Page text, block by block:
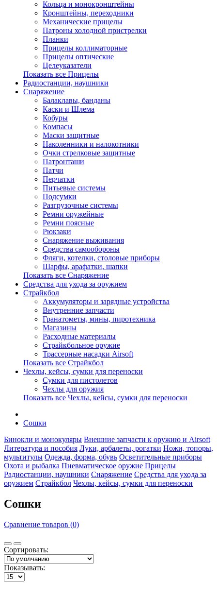
Кольца и монокронштейны
Кронштейны, переходники
Механические прицелы
Патроны холодной пристрелки
Планки
Прицелы коллиматорные
Прицелы оптические
Целеуказатели
Показать все Прицелы
Радиостанции, наушники
Снаряжение
Балаклавы, банданы
Каски и Шлема
Кобуры
Компасы
Маски защитные
Наколенники и налокотники
Очки стрелковые защитные
Патронташи
Патчи
Перчатки
Питьевые системы
Подсумки
Разгрузочные системы
Ремни оружейные
Ремни поясные
Рюкзаки
Снаряжение выживания
Средства самообороны
Фляги, котелки, столовые приборы
Шарфы, арафатки, шапки
Показать все Снаряжение
Средства для ухода за оружием
Страйкбол
Аккумуляторы и зарядные устройства
Внутренние запчасти
Гранатометы, мины, пиротехника
Магазины
Расходные материалы
Страйкбольное оружие
Трассерные насадки Airsoft
Показать все Страйкбол
Чехлы, кейсы, сумки для переноски
Сумки для пистолетов
Чехлы для оружия
Показать все Чехлы, кейсы, сумки для переноски
Сошки
Бинокли и монокуляры Внешние запчасти к оружию и Airsoft
Литература и пособия Луки, арбалеты, рогатки Ножи, топоры,
мультитулы Одежда, форма, обувь Осветительные приборы
Охота и рыбалка Пневматическое оружие Прицелы
Радиостанции, наушники Снаряжение Средства для ухода за
оружием Страйкбол Чехлы, кейсы, сумки для переноски
Сошки
Сравнение товаров (0)
Сортировать:
Показывать: